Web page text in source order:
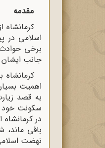
مقدمه
کرمانشاه
اسلامی در
برخی
جانب ایشان
اهمیت
به قصد
سکونت خود
در
باقی ماند،
نهضت